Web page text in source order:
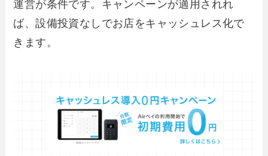
運営が条件です。キャンペーンが適用されれ
ば、設備投資なしでお店をキャッシュレス化で
きます。